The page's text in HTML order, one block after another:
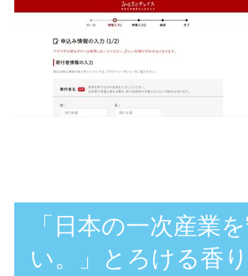
「日本の一次産業
い。」とろける香